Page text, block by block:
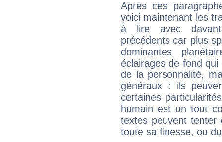
Après ces
voici maintenant les
à lire avec
précédents car plus
dominantes
éclairages de fond
de la personnalité,
généraux : ils
certaines
humain est un tout
textes peuvent tenter
toute sa finesse, ou